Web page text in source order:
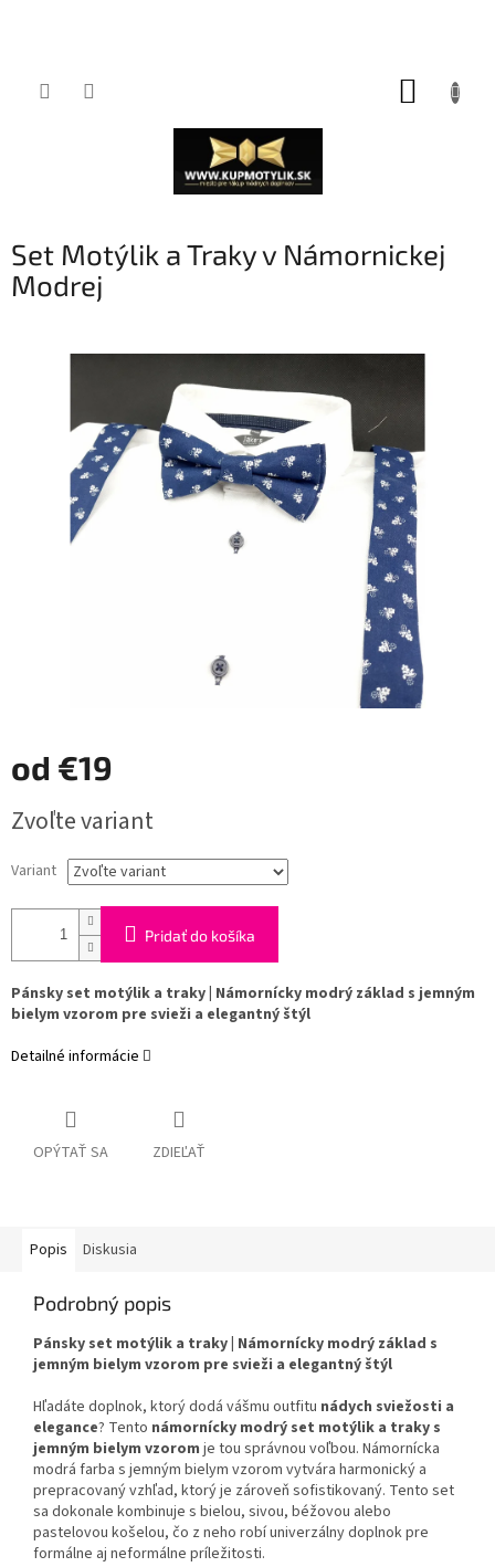
Set Motýlik a Traky v Námornickej
Modrej
od €19
cena:
Zvoľte variant
Variant
Pridať do košíka
Pánsky set motýlik a traky | Námornícky modrý základ s jemným
bielym vzorom pre svieži a elegantný štýl
Detailné informácie
OPÝTAŤ SA ZDIEĽAŤ
Popis Diskusia
Podrobný popis
Pánsky set motýlik a traky | Námornícky modrý základ s
jemným bielym vzorom pre svieži a elegantný štýl
Hľadáte doplnok, ktorý dodá vášmu outfitu nádych sviežosti a
elegance? Tento námornícky modrý set motýlik a traky s
jemným bielym vzorom je tou správnou voľbou. Námornícka
modrá farba s jemným bielym vzorom vytvára harmonický a
prepracovaný vzhľad, ktorý je zároveň sofistikovaný. Tento set
sa dokonale kombinuje s bielou, sivou, béžovou alebo
pastelovou košelou, čo z neho robí univerzálny doplnok pre
formálne aj neformálne príležitosti.